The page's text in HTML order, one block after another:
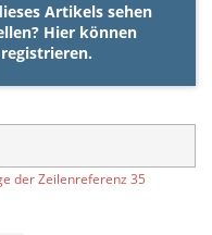
Artikels sehen
Hier können
registrieren.
der Zeilenreferenz 35